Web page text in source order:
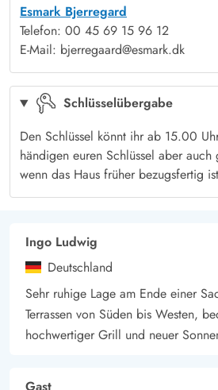
Dünen, einem endlos erscheinenden
tollen Lage auf Holmsland Klit - einem
Hier könnt ihr stundenlang spazieren
Natur bestaunen und genießen oder
Fahrradtouren unternehmen. Einige
führen euch durch die tolle
Natur ganz nah. Von eurem
ist es nur ein Katzensprung bis ans
wenigen Minuten mit dem Auto erreicht.
Die Lademöglichkeit für das
Kombistecker, relevantes Kabel ist
Esmark Bjerregard
Telefon: 00 45 69 15 96 12
E-Mail: bjerregaard@esmark.dk
Schlüsselübergabe
Den Schlüssel könnt ihr ab 15.00
händigen euren Schlüssel aber
wenn das Haus früher bezugsfertig
Ingo Ludwig
Deutschland
Sehr ruhige Lage am Ende einer
Terrassen von Süden bis Westen,
hochwertiger Grill und neuer
Gast